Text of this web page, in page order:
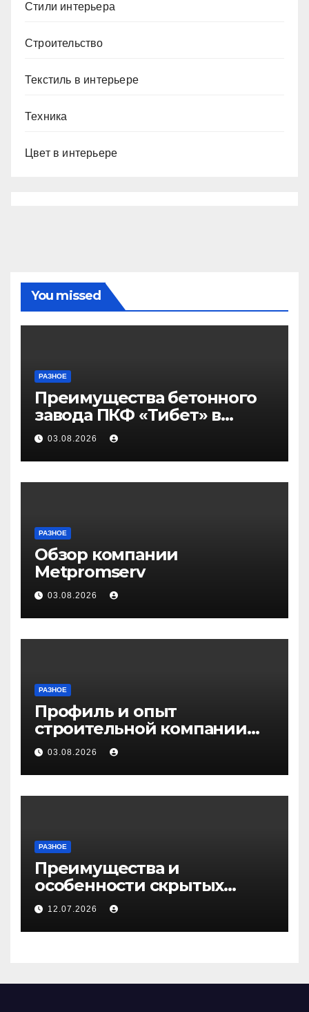
Стили интерьера
Строительство
Текстиль в интерьере
Техника
Цвет в интерьере
You missed
РАЗНОЕ
Преимущества бетонного
завода ПКФ «Тибет» в
Волгограде и Волжском
03.08.2026
РАЗНОЕ
Обзор компании
Metpromserv
03.08.2026
РАЗНОЕ
Профиль и опыт
строительной компании
Медичи
03.08.2026
РАЗНОЕ
Преимущества и
особенности скрытых
дверей
12.07.2026